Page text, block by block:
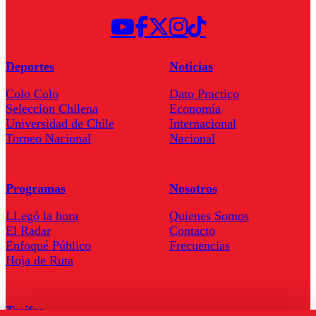
Deportes
Colo Colo
Seleccion Chilena
Universidad de Chile
Torneo Nacional
Noticias
Dato Practico
Economía
Internacional
Nacional
Programas
LLegó la hora
El Radar
Enfoqué Público
Hoja de Ruta
Nosotros
Quienes Somos
Contacto
Frecuencias
Tarifas